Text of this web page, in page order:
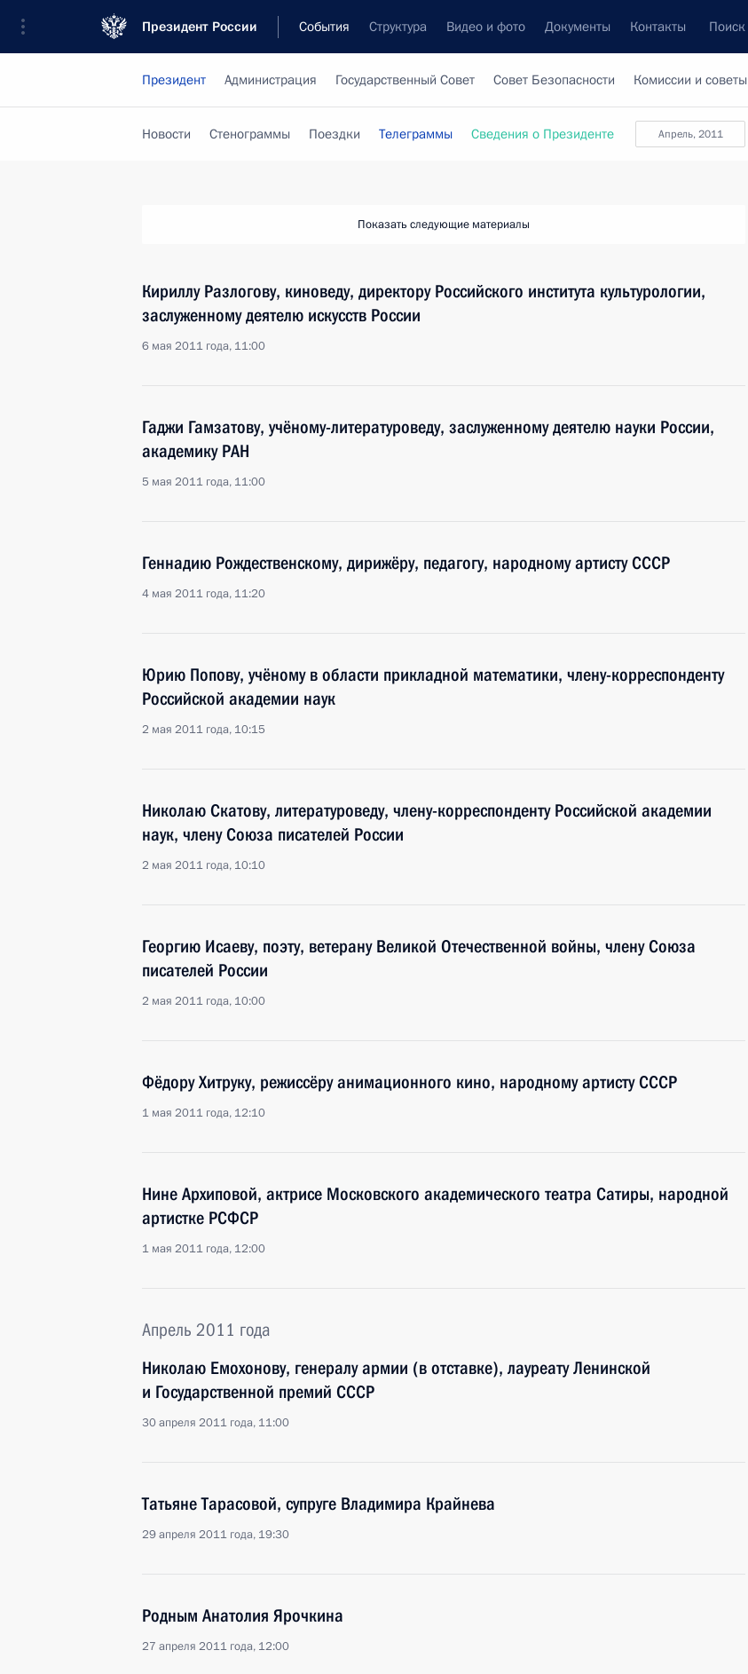
Президент России События Структура Видео и фото Документы Контакты Поиск
Президент Администрация Государственный Совет Совет Безопасности Комиссии и советы
апрель, 2011
Новости Стенограммы Поездки Телеграммы Сведения о Президенте
Показать следующие материалы
Кириллу Разлогову, киноведу, директору Российского института культурологии,
заслуженному деятелю искусств России
6 мая 2011 года, 11:00
Гаджи Гамзатову, учёному-литературоведу, заслуженному деятелю науки России,
академику РАН
5 мая 2011 года, 11:00
Геннадию Рождественскому, дирижёру, педагогу, народному артисту СССР
4 мая 2011 года, 11:20
Юрию Попову, учёному в области прикладной математики, члену-корреспонденту
Российской академии наук
2 мая 2011 года, 10:15
Николаю Скатову, литературоведу, члену-корреспонденту Российской академии
наук, члену Союза писателей России
2 мая 2011 года, 10:10
Георгию Исаеву, поэту, ветерану Великой Отечественной войны, члену Союза
писателей России
2 мая 2011 года, 10:00
Фёдору Хитруку, режиссёру анимационного кино, народному артисту СССР
1 мая 2011 года, 12:10
Нине Архиповой, актрисе Московского академического театра Сатиры, народной
артистке РСФСР
1 мая 2011 года, 12:00
Апрель 2011 года
Николаю Емохонову, генералу армии (в отставке), лауреату Ленинской
и Государственной премий СССР
30 апреля 2011 года, 11:00
Татьяне Тарасовой, супруге Владимира Крайнева
29 апреля 2011 года, 19:30
Родным Анатолия Ярочкина
27 апреля 2011 года, 12:00